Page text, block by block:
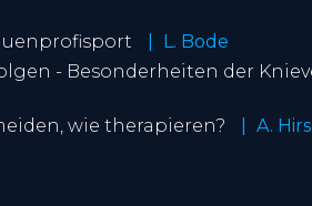
L. Bode
- Besonderheiten der
wie therapieren? A.